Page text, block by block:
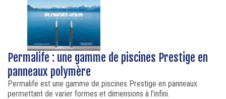
Permalife : une gamme de piscines Prestige en
panneaux polymère
Permalife est une gamme de piscines Prestige en panneaux
permettant de varier formes et dimensions à l’infini.